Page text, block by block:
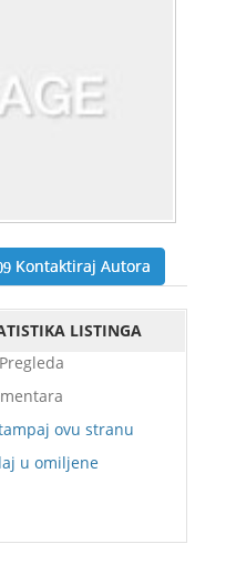
Kontaktiraj Autora
LISTINGA
ovu stranu
u omiljene